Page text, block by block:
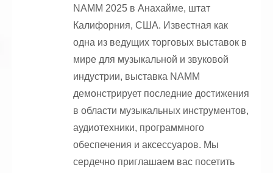
NAMM 2025 в Анахайме, штат
Калифорния, США. Известная как
одна из ведущих торговых выставок в
мире для музыкальной и звуковой
индустрии, выставка NAMM
демонстрирует последние достижения
в области музыкальных инструментов,
аудиотехники, программного
обеспечения и аксессуаров. Мы
сердечно приглашаем вас посетить